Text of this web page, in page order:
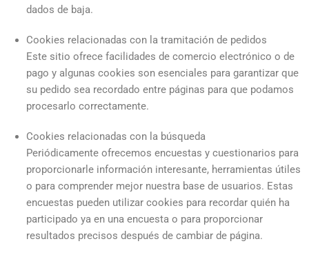
dados de baja.
Cookies relacionadas con la tramitación de pedidos
Este sitio ofrece facilidades de comercio electrónico o de
pago y algunas cookies son esenciales para garantizar que
su pedido sea recordado entre páginas para que podamos
procesarlo correctamente.
Cookies relacionadas con la búsqueda
Periódicamente ofrecemos encuestas y cuestionarios para
proporcionarle información interesante, herramientas útiles
o para comprender mejor nuestra base de usuarios. Estas
encuestas pueden utilizar cookies para recordar quién ha
participado ya en una encuesta o para proporcionar
resultados precisos después de cambiar de página.